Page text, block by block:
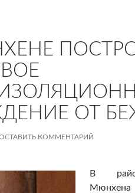
ОТ
КОММЕНТАРИЙ
В